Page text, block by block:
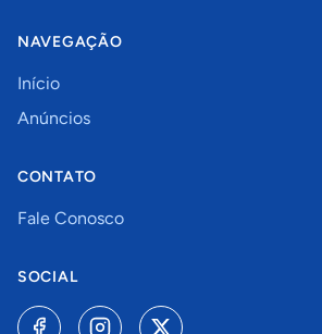
NAVEGAÇÃO
Início
Anúncios
CONTATO
Fale Conosco
SOCIAL